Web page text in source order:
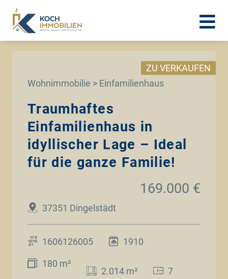
Wohnimmobilie > Einfamilienhaus
ZU VERKAUFEN
Traumhaftes
Einfamilienhaus in
idyllischer Lage – Ideal
für die ganze Familie!
37351 Dingelstädt
169.000 €
1606126005 1910
180 m²
2.014 m² 7